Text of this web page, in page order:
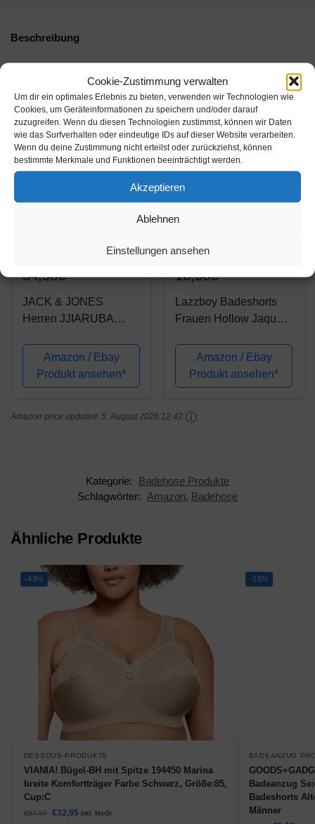
Cookie-Zustimmung verwalten
Um dir ein optimales Erlebnis zu bieten, verwenden wir Technologien wie
Cookies, um Geräteinformationen zu speichern und/oder darauf
zuzugreifen. Wenn du diesen Technologien zustimmst, können wir Daten
wie das Surfverhalten oder eindeutige IDs auf dieser Website verarbeiten.
Wenn du deine Zustimmung nicht erteilst oder zurückziehst, können
bestimmte Merkmale und Funktionen beeinträchtigt werden.
Akzeptieren
Ablehnen
Einstellungen ansehen
Beschreibung
34,98€
JACK & JONES
Herren JJIARUBA
DB WB SOLID
Badehose, Black, M
Amazon / Ebay
Produkt ansehen*
Amazon.de
16,36€
Lazzboy Badeshorts
Frauen Hollow Jaquard
Badehose Shorts
Bottom Badeanzug
Badebekleidung
Strandshorts
Amazon / Ebay
Produkt ansehen*
Amazon price updated: 5. August 2026 12:42
Kategorie:
Badehose Produkte
Schlagwörter:
Amazon, Badehose
Ähnliche Produkte
-43%
DESSOUS-PRODUKTE
VIANIA! Bügel-BH mit Spitze 194450 Marina
breite Komfortträger Farbe Schwarz, Größe:85,
Cup:C
€57,90 €32,95 inkl. MwSt.
-15%
BADEANZUG
Badeanzug
Badeshorts
Männer